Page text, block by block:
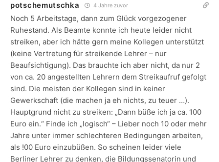
potschemutschka 4 Jahre zuvor
Noch 5 Arbeitstage, dann zum Glück vorgezogener
Ruhestand. Als Beamte konnte ich heute leider nicht
streiken, aber ich hätte gern meine Kollegen unterstützt
(keine Vertretung für streikende Lehrer – nur
Beaufsichtigung). Das brauchte ich aber nicht, da nur 2
von ca. 20 angestellten Lehrern dem Streikaufruf gefolgt
sind. Die meisten der Kollegen sind in keiner
Gewerkschaft (die machen ja eh nichts, zu teuer …).
Hauptgrund nicht zu streiken: „Dann büße ich ja ca. 100
Euro ein.“ Finde ich „logisch“ – Lieber noch 10 oder mehr
Jahre unter immer schlechteren Bedingungen arbeiten,
als !00 Euro einzubüßen. So scheinen leider viele
Berliner Lehrer zu denken, die Bildungssenatorin und